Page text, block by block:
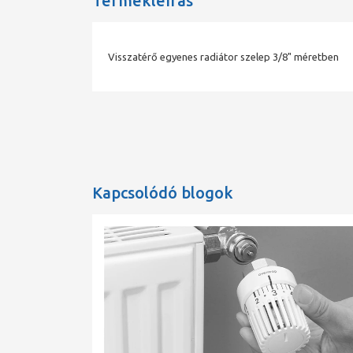
Visszatérő egyenes radiátor szelep 3/8" méretben
Kapcsolódó blogok